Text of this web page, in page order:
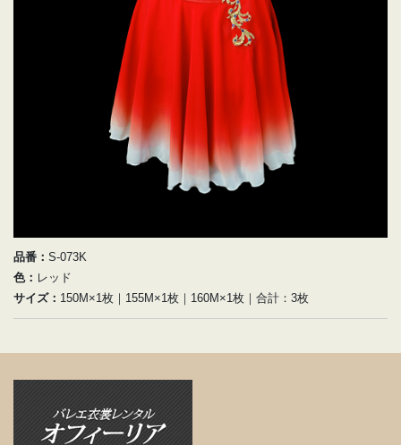
品番： S-073K
色： レッド
サイズ： 150M×1枚｜155M×1枚｜160M×1枚｜合計：3枚